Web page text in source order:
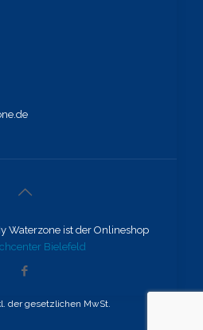
Waterzone ist der Onlineshop
Bielefeld
der gesetzlichen MwSt.